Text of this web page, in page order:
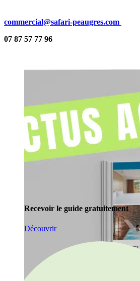
commercial@safari-peaugres.com
07 87 57 77 96
Recevoir le guide gratuitement
Découvrir